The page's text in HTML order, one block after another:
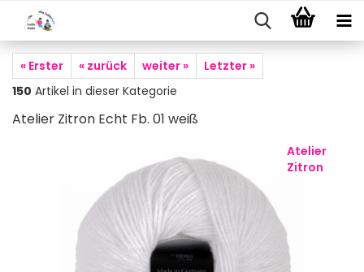
« Erster « zurück weiter »
Letzter »
150 Artikel in dieser Kategorie
Atelier Zitron Echt Fb. 01 weiß
Atelier
Zitron